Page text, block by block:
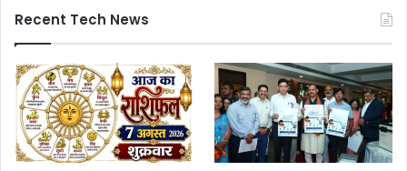
Recent Tech News